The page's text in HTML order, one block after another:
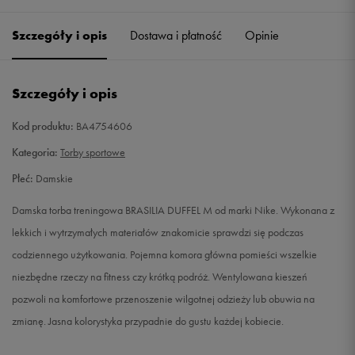
Szczegóły i opis Dostawa i płatność Opinie
Szczegóły i opis
Kod produktu: BA4754606
Kategoria: Torby sportowe
Płeć: Damskie
Damska torba treningowa BRASILIA DUFFEL M od marki Nike. Wykonana z
lekkich i wytrzymałych materiałów znakomicie sprawdzi się podczas
codziennego użytkowania. Pojemna komora główna pomieści wszelkie
niezbędne rzeczy na fitness czy krótką podróż. Wentylowana kieszeń
pozwoli na komfortowe przenoszenie wilgotnej odzieży lub obuwia na
zmianę. Jasna kolorystyka przypadnie do gustu każdej kobiecie.